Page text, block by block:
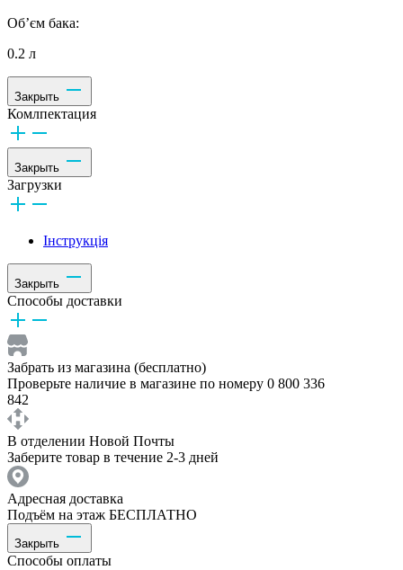
Об’єм бака:
0.2 л
Закрыть
Комлпектация
Закрыть
Загрузки
Інструкція
Закрыть
Способы доставки
Забрать из магазина (бесплатно)
Проверьте наличие в магазине по номеру 0 800 336
842
В отделении Новой Почты
Заберите товар в течение 2-3 дней
Адресная доставка
Подъём на этаж БЕСПЛАТНО
Закрыть
Способы оплаты